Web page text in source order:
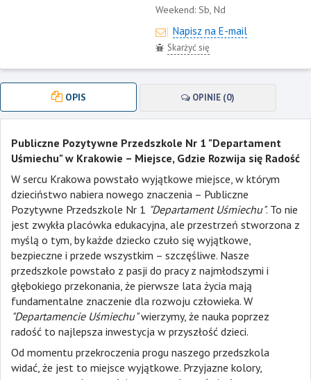
Weekend:Sb, Nd
Napisz na E-mail
Skarżyć się
OPIS OPINIE (0)
Publiczne Pozytywne Przedszkole Nr 1 "Departament
Uśmiechu" w Krakowie – Miejsce, Gdzie Rozwija się Radość
W sercu Krakowa powstało wyjątkowe miejsce, w którym
dzieciństwo nabiera nowego znaczenia – Publiczne
Pozytywne Przedszkole Nr 1 "Departament Uśmiechu". To nie
jest zwykła placówka edukacyjna, ale przestrzeń stworzona z
myślą o tym, by każde dziecko czuło się wyjątkowe,
bezpieczne i przede wszystkim – szczęśliwe. Nasze
przedszkole powstało z pasji do pracy z najmłodszymi i
głębokiego przekonania, że pierwsze lata życia mają
fundamentalne znaczenie dla rozwoju człowieka. W
"Departamencie Uśmiechu"wierzymy, że nauka poprzez
radość to najlepsza inwestycja w przyszłość dzieci.
Od momentu przekroczenia progu naszego przedszkola
widać, że jest to miejsce wyjątkowe. Przyjazne kolory,